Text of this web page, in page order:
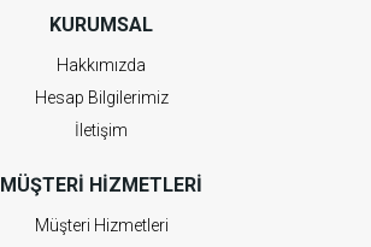
KURUMSAL
Hakkımızda
Hesap Bilgilerimiz
İletişim
MÜŞTERI HIZMETLERI
Müşteri Hizmetleri